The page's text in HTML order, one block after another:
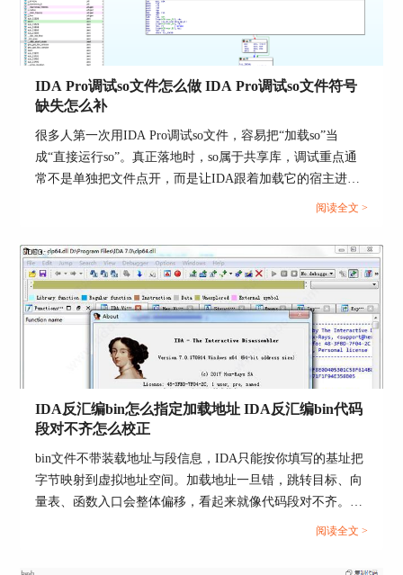
本文介绍了IDA静态分析SO文件，IDA破解SO文件
的相关内容。在进行静态分析和破解时，我们需要
了解程序的保护机制和加密算法，以便选择正确的
方法。IDA是一种常用的反汇编工具，可以帮助我
们进行高效和准确的分析提供更多的具体方法和技
巧。通过静态分析和破解SO文件，我们可以更深
IDA Pro调试so文件怎么做 IDA Pro调试so文件符号
缺失怎么补
很多人第一次用IDA Pro调试so文件，容易把“加载so”当
成“直接运行so”。真正落地时，so属于共享库，调试重点通
常不是单独把文件点开，而是让IDA跟着加载它的宿主进程
一起跑。Hex-Rays官方文档已经明确，IDA支持本地和远程
接启动新进程或附加到现有进程，所以so调试的主线其实很
清楚，就是先选调试器，再跟到宿主进程，再去看模块和符
号。...
阅读全文 >
IDA反汇编bin怎么指定加载地址 IDA反汇编bin代码
段对不齐怎么校正
bin文件不带装载地址与段信息，IDA只能按你填写的基址把
字节映射到虚拟地址空间。加载地址一旦错，跳转目标、向
量表、函数入口会整体偏移，看起来就像代码段对不齐。处
理时先把加载地址钉死，再用少量可验证锚点校正，最后固
阅读全文 >